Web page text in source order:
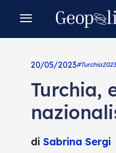
20/05/2023#Turchia2023
Turchia,
di Sabrina Sergi